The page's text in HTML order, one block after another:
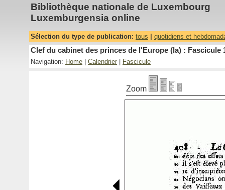
Bibliothèque nationale de Luxembourg
Luxemburgensia online
Sélection du type de publication: tous quotidiens et
Clef du cabinet des princes de l'Europe (la) : Fascicule
Navigation: Home Calendrier Fascicule
Zoom